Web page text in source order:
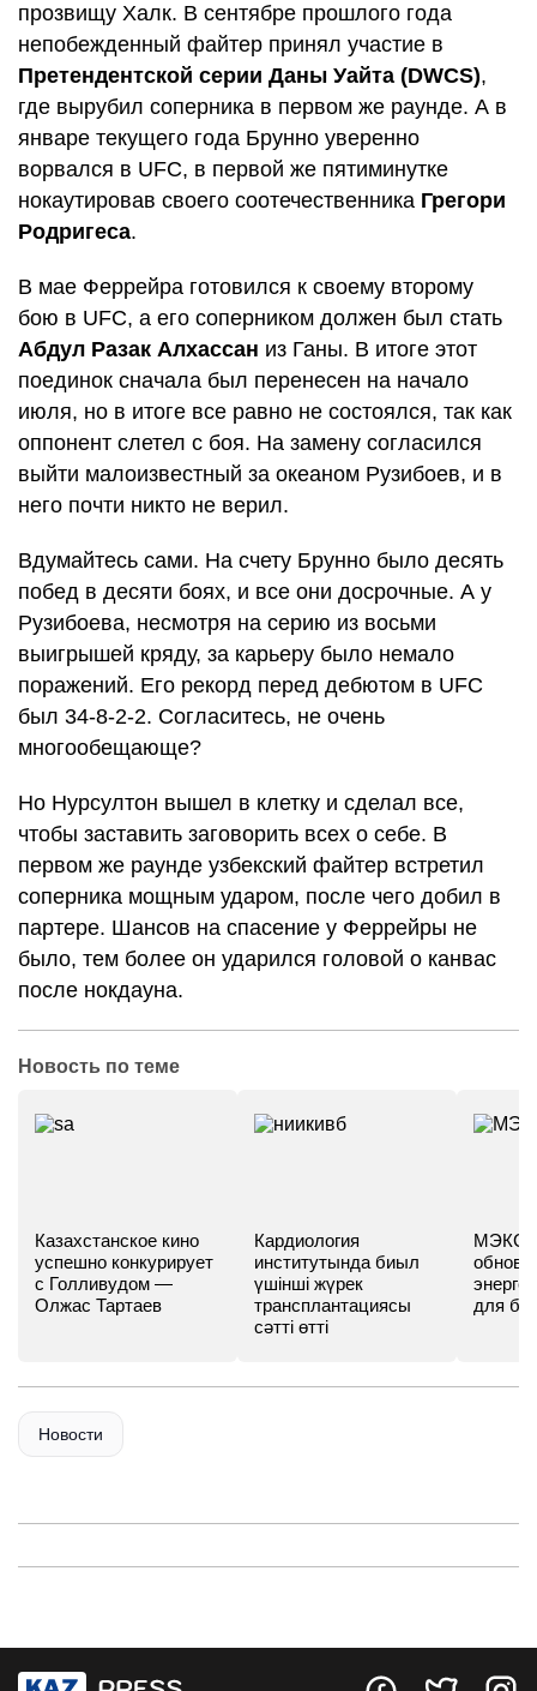
прозвищу Халк. В сентябре прошлого года
непобежденный файтер принял участие в
Претендентской серии Даны Уайта (DWCS),
где вырубил соперника в первом же раунде. А в
январе текущего года Брунно уверенно
ворвался в UFC, в первой же пятиминутке
нокаутировав своего соотечественника Грегори
Родригеса.
В мае Феррейра готовился к своему второму
бою в UFC, а его соперником должен был стать
Абдул Разак Алхассан из Ганы. В итоге этот
поединок сначала был перенесен на начало
июля, но в итоге все равно не состоялся, так как
оппонент слетел с боя. На замену согласился
выйти малоизвестный за океаном Рузибоев, и в
него почти никто не верил.
Вдумайтесь сами. На счету Брунно было десять
побед в десяти боях, и все они досрочные. А у
Рузибоева, несмотря на серию из восьми
выигрышей кряду, за карьеру было немало
поражений. Его рекорд перед дебютом в UFC
был 34-8-2-2. Согласитесь, не очень
многообещающе?
Но Нурсултон вышел в клетку и сделал все,
чтобы заставить заговорить всех о себе. В
первом же раунде узбекский файтер встретил
соперника мощным ударом, после чего добил в
партере. Шансов на спасение у Феррейры не
было, тем более он ударился головой о канвас
после нокдауна.
Новость по теме
Казахстанское кино
успешно конкурирует
с Голливудом —
Олжас Тартаев
Кардиология
институтында биыл
үшінші жүрек
трансплантациясы
сәтті өтті
МЭКС -
для
Новости